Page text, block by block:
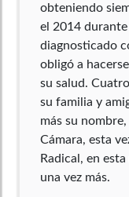
obteniendo
el 2014
diagnosticado
obligó a
su salud.
su familia y
más su
Cámara, esta
Radical, en
una vez más.